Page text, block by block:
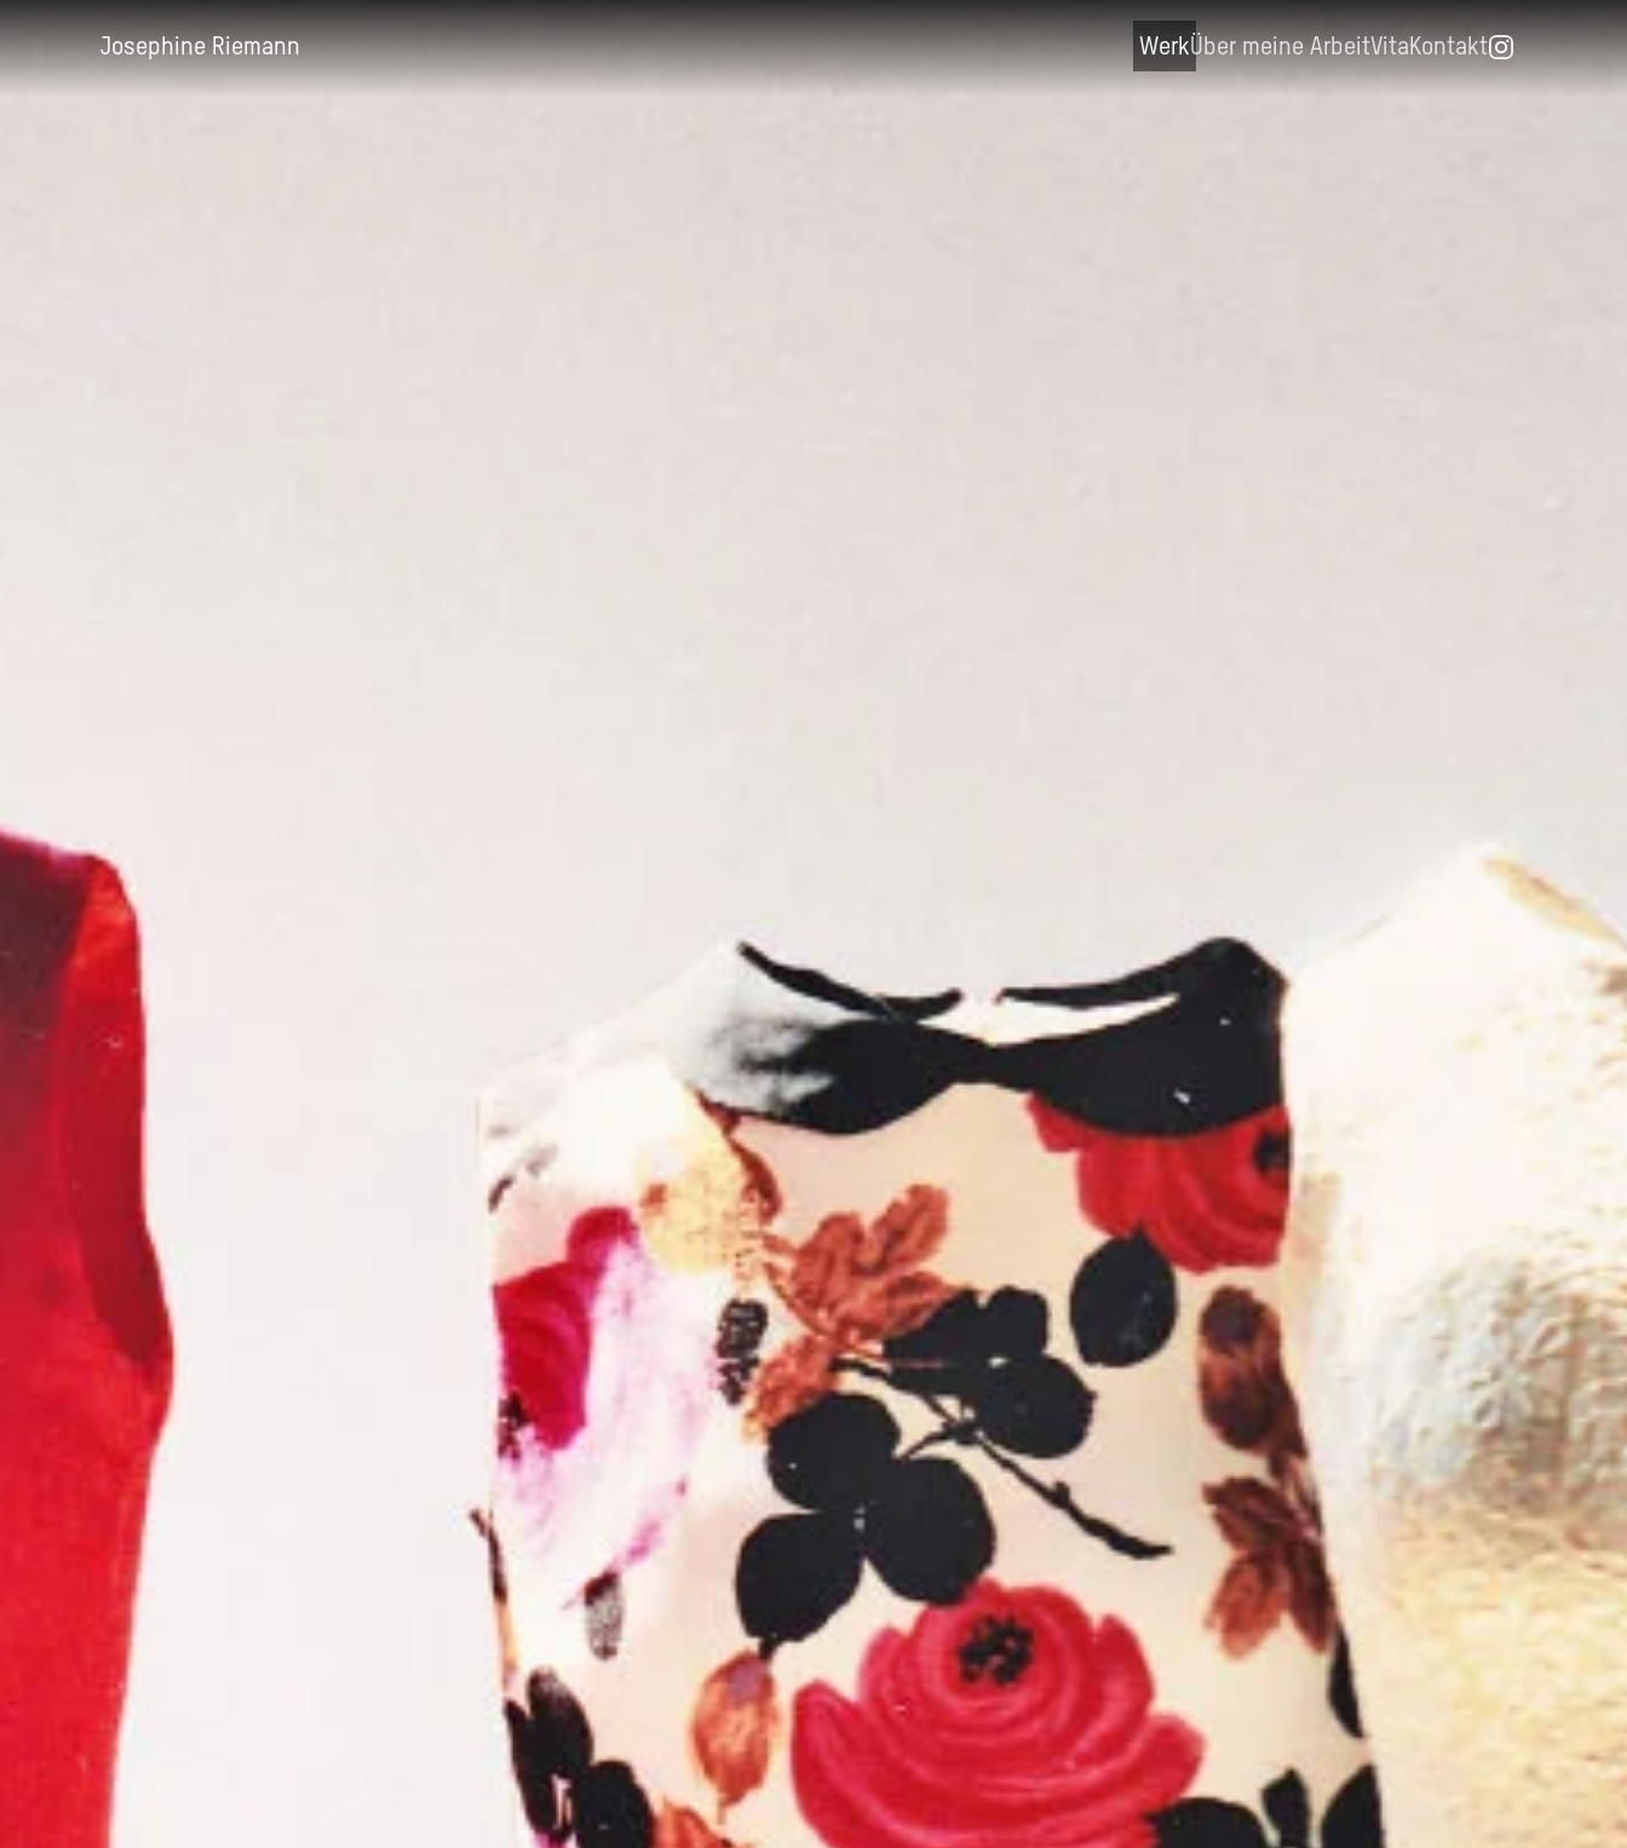
Josephine Riemann WerkÜber meine ArbeitVitaKontakt